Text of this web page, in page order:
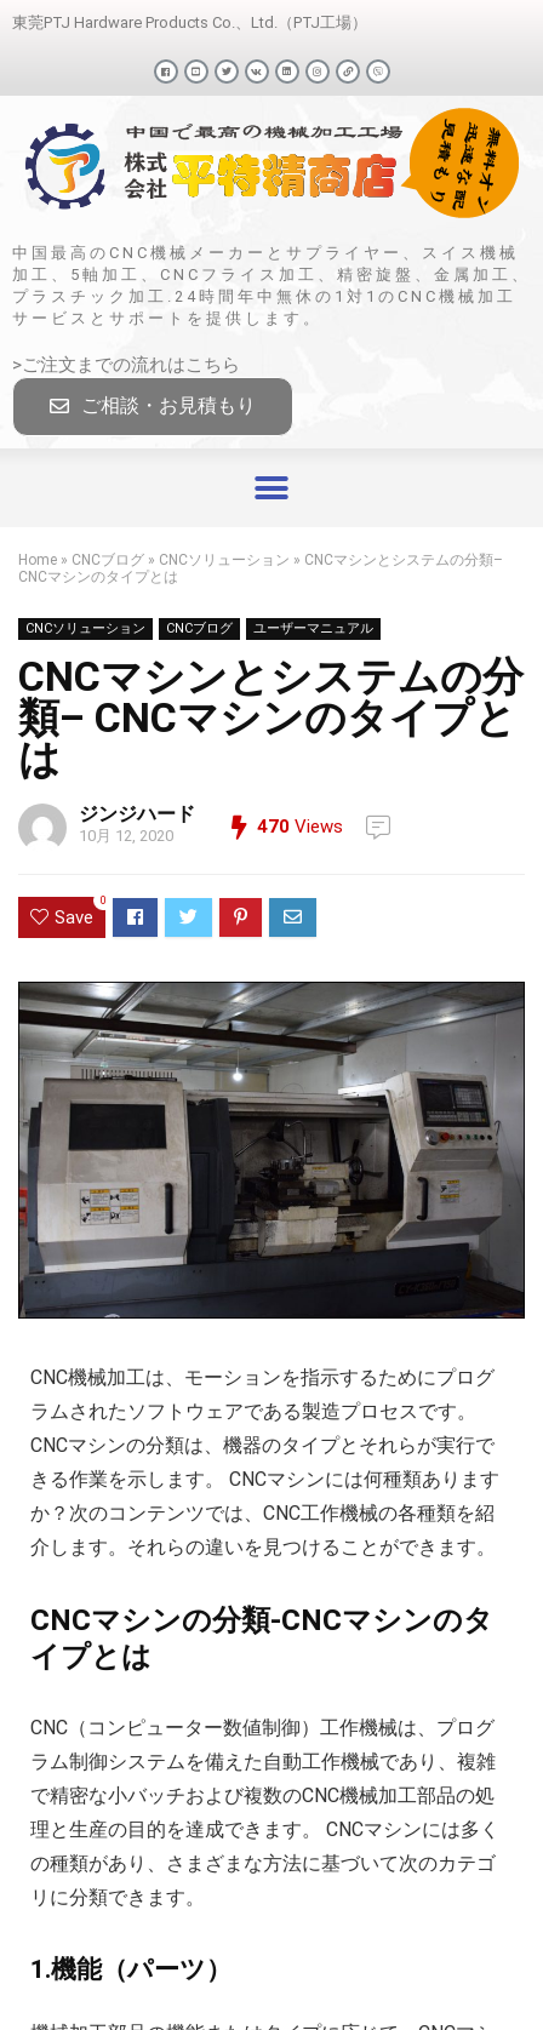
東莞PTJ Hardware Products Co.、Ltd.（PTJ工場）
中国最高のCNC機械メーカーとサプライヤー、スイス機械
加工、5軸加工、CNCフライス加工、精密旋盤、金属加工、
プラスチック加工.24時間年中無休の1対1のCNC機械加工
サービスとサポートを提供します。
>ご注文までの流れはこちら
ご相談・お見積もり
Home » CNCブログ » CNCソリューション » CNCマシンとシステムの分類–
CNCマシンのタイプとは
CNCソリューション CNCブログ ユーザーマニュアル
CNCマシンとシステムの分
類– CNCマシンのタイプと
は
ジンジハード
10月 12, 2020 470 Views
Save
0
CNC機械加工は、モーションを指示するためにプログ
ラムされたソフトウェアである製造プロセスです。
CNCマシンの分類は、機器のタイプとそれらが実行で
きる作業を示します。 CNCマシンには何種類あります
か？次のコンテンツでは、CNC工作機械の各種類を紹
介します。それらの違いを見つけることができます。
CNCマシンの分類-CNCマシンのタ
イプとは
CNC（コンピューター数値制御）工作機械は、プログ
ラム制御システムを備えた自動工作機械であり、複雑
で精密な小バッチおよび複数のCNC機械加工部品の処
理と生産の目的を達成できます。 CNCマシンには多く
の種類があり、さまざまな方法に基づいて次のカテゴ
リに分類できます。
1.機能（パーツ）